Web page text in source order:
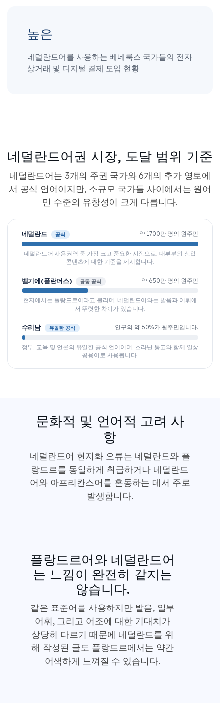
높은
네덜란드어를 사용하는 베네룩스 국가들의 전자
상거래 및 디지털 결제 도입 현황
네덜란드어권 시장, 도달 범위 기준
네덜란드어는 3개의 주권 국가와 6개의 추가 영토에
서 공식 언어이지만, 소규모 국가들 사이에서는 원어
민 수준의 유창성이 크게 다릅니다.
네덜란드 공식 약 1700만 명의 원주민
네덜란드어 사용권역 중 가장 크고 중요한 시장으로, 대부분의 상업
콘텐츠에 대한 기준을 제시합니다.
벨기에(플란더스) 공동 공식 약 650만 명의 원주민
현지에서는 플랑드르어라고 불리며, 네덜란드어와는 발음과 어휘에
서 뚜렷한 차이가 있습니다.
수리남 유일한 공식 인구의 약 60%가 원주민입니다.
정부, 교육 및 언론의 유일한 공식 언어이며, 스라난 통고와 함께 일상
공용어로 사용됩니다.
문화적 및 언어적 고려 사
항
네덜란드어 현지화 오류는 네덜란드와 플
랑드르를 동일하게 취급하거나 네덜란드
어와 아프리칸스어를 혼동하는 데서 주로
발생합니다.
플랑드르어와 네덜란드어
는 느낌이 완전히 같지는
않습니다.
같은 표준어를 사용하지만 발음, 일부
어휘, 그리고 어조에 대한 기대치가
상당히 다르기 때문에 네덜란드를 위
해 작성된 글도 플랑드르에서는 약간
어색하게 느껴질 수 있습니다.